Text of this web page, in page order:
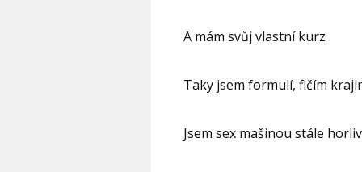
A mám svůj vlastní kurz
Taky jsem formulí, fičím
Jsem sex mašinou stále